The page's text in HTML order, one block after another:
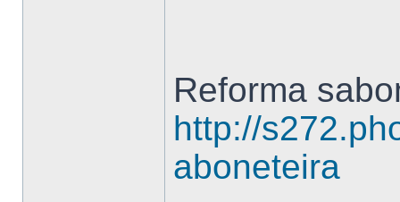
Reforma
http://
aboneteira